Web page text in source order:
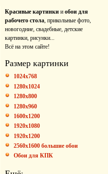
Красивые картинки и обои для
рабочего стола, прикольные фото,
новогодние, свадебные, детские
картинки, рисунки...
Всё на этом сайте!
Размер картинки
1024x768
1280x1024
1280x800
1280x960
1600x1200
1920x1080
1920x1200
2560x1600 большие обои
Обои для КПК